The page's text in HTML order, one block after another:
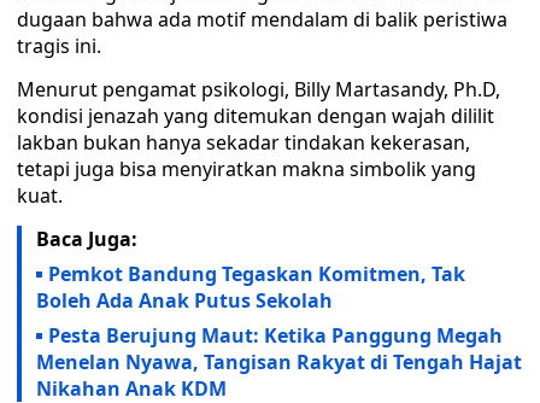
dugaan bahwa ada motif mendalam di balik peristiwa
tragis ini.
Menurut pengamat psikologi, Billy Martasandy, Ph.D,
kondisi jenazah yang ditemukan dengan wajah dililit
lakban bukan hanya sekadar tindakan kekerasan,
tetapi juga bisa menyiratkan makna simbolik yang
kuat.
Baca Juga:
Pemkot Bandung Tegaskan Komitmen, Tak
Boleh Ada Anak Putus Sekolah
Pesta Berujung Maut: Ketika Panggung Megah
Menelan Nyawa, Tangisan Rakyat di Tengah Hajat
Nikahan Anak KDM